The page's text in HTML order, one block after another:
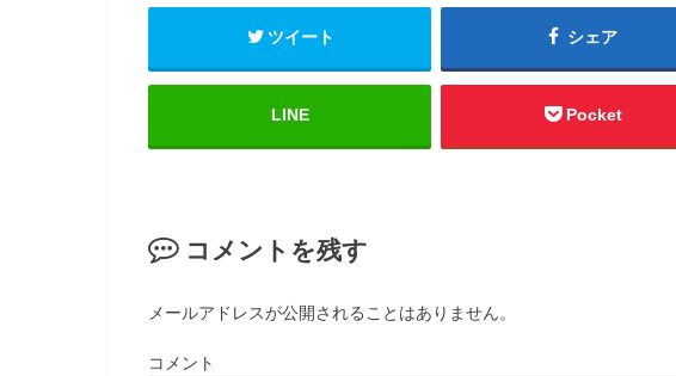
ツイート シェア
LINE Pocket
コメントを残す
メールアドレスが公開されることはありません。
コメント